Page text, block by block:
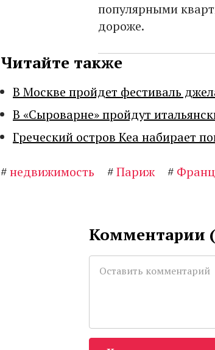
популярными
дороже.
Читайте также
В Москве пройдет фестиваль
В «Сыроварне» пройдут
Греческий остров Кеа набирает
#недвижимость #Париж #
Комментарии (